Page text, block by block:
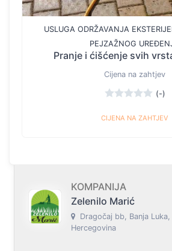
USLUGA ODRŽAVANJA
PEJZAŽNOG
Pranje i ćišćenje svih
Cijena na zahtjev
(-)
CIJENA NA ZAHTJEV
KOMPANIJA
Zelenilo Marić
Dragočaj bb, Banja Luka,
Hercegovina